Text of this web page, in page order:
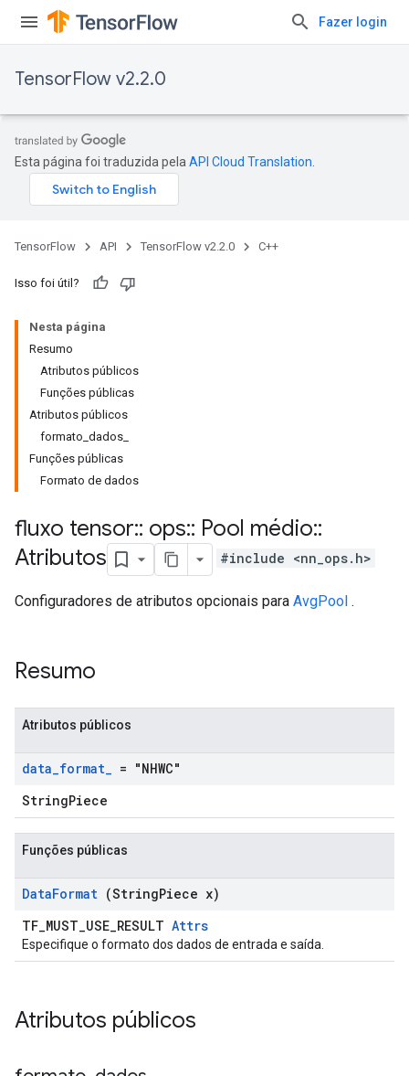
Fazer login
TensorFlow v2.2.0
Esta página foi traduzida pela API Cloud Translation
TensorFlow API TensorFlow v2.2.0 C++
Isso foi útil?
Nesta página
Resumo
Atributos públicos
Funções públicas
Atributos públicos
formato_dados_
Funções públicas
Formato de dados
fluxo tensor:: ops:: Pool médio::
Atributos
#include <nn_ops.h>
Configuradores de atributos opcionais para AvgPool .
Resumo
Atributos públicos
data_format_ = "NHWC"
StringPiece
Funções públicas
DataFormat (StringPiece x)
TF_MUST_USE_RESULT Attrs
Especifique o formato dos dados de entrada e saída.
Atributos públicos